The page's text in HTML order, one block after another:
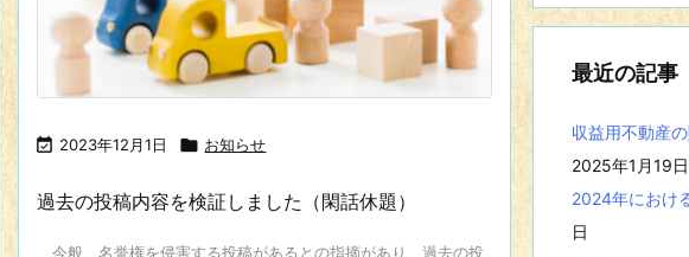
 2023年12月1日  お知らせ
過去の投稿内容を検証しました（閑話休題）
今般、名誉権を侵害する投稿があるとの指摘があり、過去の投
事
を
示
最近の記事
収益用不動産
2025年1月19日
2024年におけ
日